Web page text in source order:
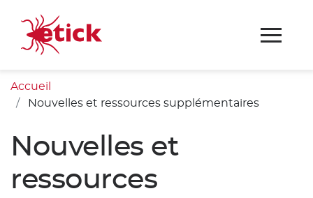
Accueil
Nouvelles et ressources supplémentaires
Nouvelles et
ressources